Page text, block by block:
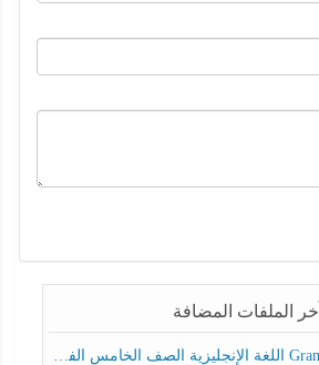
آخر الملفات المضافة